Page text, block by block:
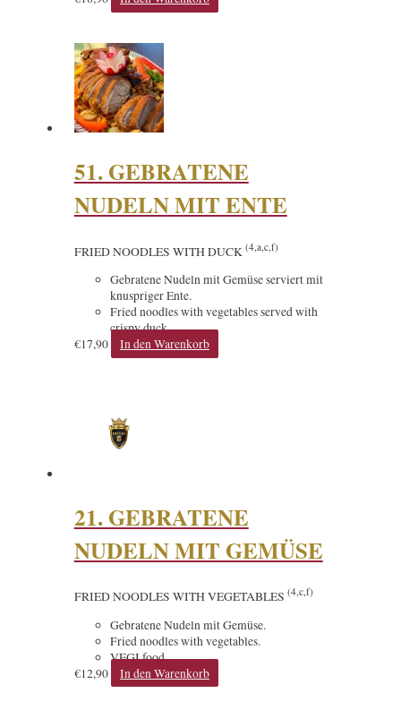
51. GEBRATENE
NUDELN MIT ENTE
FRIED NOODLES WITH DUCK (4,a,c,f)
Gebratene Nudeln mit Gemüse serviert mit
knuspriger Ente.
Fried noodles with vegetables served with
crispy duck.
€17,90 In den Warenkorb
21. GEBRATENE
NUDELN MIT GEMÜSE
FRIED NOODLES WITH VEGETABLES (4,c,f)
Gebratene Nudeln mit Gemüse.
Fried noodles with vegetables.
VEGI food.
€12,90 In den Warenkorb